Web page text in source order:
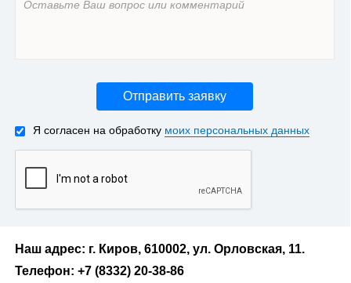
Отправить заявку
Я согласен на обработку моих персональных данных
Наш адрес: г. Киров, 610002, ул. Орловская, 11.
Телефон: +7 (8332) 20-38-86